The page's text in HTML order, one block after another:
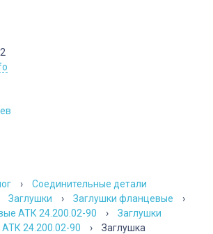
›
Соединительные детали
Заглушки › Заглушки фланцевые
›
АТК 24.200.02-90
›
Заглушки
24.200.02-90
›
Заглушка